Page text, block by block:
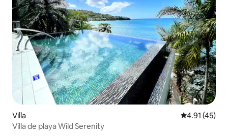
Villa Calificación
4.91 (45)
Villa de playa Wild Serenity